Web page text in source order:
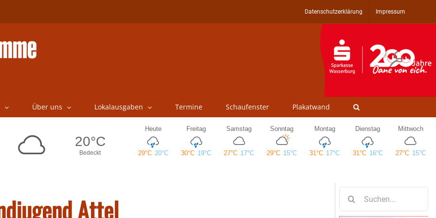
Datenschutzerklärung Impressum
Über uns Lokalausgaben Termine Schaufenster Plakatwand
Attel
nach: